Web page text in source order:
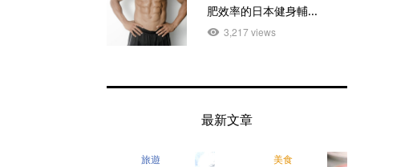
肥效率的日本健身輔...
3,217 views
最新文章
旅遊 美食